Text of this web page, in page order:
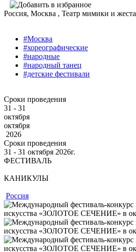
Россия, Москва , Театр мимики и жеста
#Москва
#хореографические
#народные
#народный танец
#детские фестивали
Сроки проведения
31 - 31
октября
октября
2026
Сроки проведения
31 ‐ 31 октября 2026г.
ФЕСТИВАЛЬ
КАНИКУЛЫ
Россия